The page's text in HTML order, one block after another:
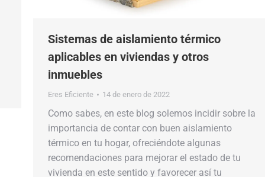
Sistemas de aislamiento térmico
aplicables en viviendas y otros
inmuebles
Eres Eficiente 14 de enero de 2022
Como sabes, en este blog solemos incidir sobre la
importancia de contar con buen aislamiento
térmico en tu hogar, ofreciéndote algunas
recomendaciones para mejorar el estado de tu
vivienda en este sentido y favorecer así tu